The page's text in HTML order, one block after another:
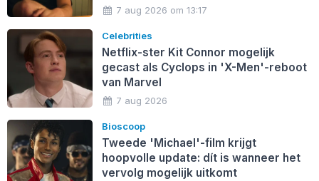
7 aug 2026 om 13:17
Celebrities
Netflix-ster Kit Connor mogelijk
gecast als Cyclops in 'X-Men'-reboot
van Marvel
7 aug 2026
Bioscoop
Tweede 'Michael'-film krijgt
hoopvolle update: dít is wanneer het
vervolg mogelijk uitkomt